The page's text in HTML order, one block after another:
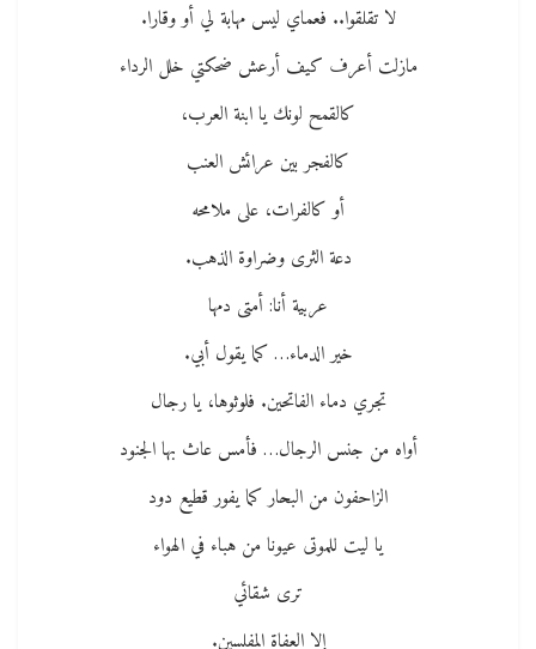
لا تقلقوا.. فعماي ليس مهابة لي أو وقارا.
مازلت أعرف كيف أرعش ضحكتي خلل الرداء
كالقمح لونك يا ابنة العرب،
كالفجر بين عرائش العنب
أو كالفرات، على ملامحه
دعة الثرى وضراوة الذهب.
عربية أنا: أمتى دمها
خير الدماء… كما يقول أبي.
تجري دماء الفاتحين. فلوثوها، يا رجال
أواه من جنس الرجال… فأمس عاث بها الجنود
الزاحفون من البحار كما يفور قطيع دود
يا ليت للموتى عيونا من هباء في الهواء
ترى شقائي
إلا العفاة المفلسين.